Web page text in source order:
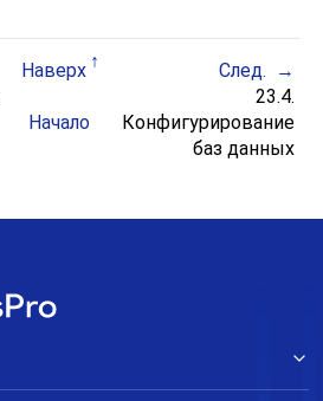
Наверх
След.
Начало
23.4.
Конфигурирование
баз данных